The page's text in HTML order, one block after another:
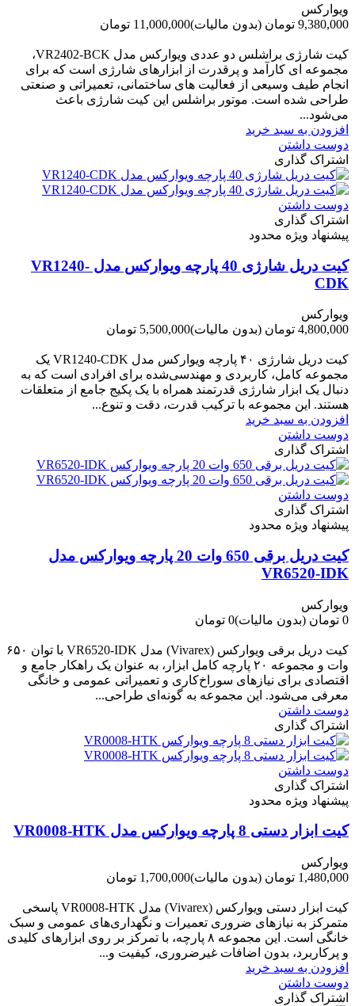
ویوارکس
9,380,000 تومان
(بدون مالیات)11,000,000 تومان
کیت شارژی براشلس دو عددی ویوارکس مدل VR2402-BCK،
مجموعه ای کارآمد و پرقدرت از ابزارهای شارژی است که برای
انجام طیف وسیعی از فعالیت های ساختمانی، تعمیراتی و صنعتی
طراحی شده است. موتور براشلس این کیت شارژی باعث
می‌شود...
افزودن به سبد خرید
دوست داشتن
اشتراک گذاری
دوست داشتن
اشتراک گذاری
پیشنهاد ویژه محدود
کیت دریل شارژی 40 پارچه ویوارکس مدل VR1240-
CDK
ویوارکس
4,800,000 تومان
(بدون مالیات)5,500,000 تومان
کیت دریل شارژی ۴۰ پارچه ویوارکس مدل VR1240‑CDK یک
مجموعه کامل، کاربردی و مهندسی‌شده برای افرادی است که به
دنبال یک ابزار شارژی قدرتمند همراه با یک پکیج جامع از متعلقات
هستند. این مجموعه با ترکیب قدرت، دقت و تنوع...
افزودن به سبد خرید
دوست داشتن
اشتراک گذاری
دوست داشتن
اشتراک گذاری
پیشنهاد ویژه محدود
کیت دریل برقی 650 وات 20 پارچه ویوارکس مدل
VR6520-IDK
ویوارکس
0 تومان
(بدون مالیات)0 تومان
کیت دریل برقی ویوارکس (Vivarex) مدل VR6520-IDK با توان ۶۵۰
وات و مجموعه ۲۰ پارچه کامل ابزار، به عنوان یک راهکار جامع و
اقتصادی برای نیازهای سوراخ‌کاری و تعمیراتی عمومی و خانگی
معرفی می‌شود. این مجموعه به گونه‌ای طراحی...
دوست داشتن
اشتراک گذاری
دوست داشتن
اشتراک گذاری
پیشنهاد ویژه محدود
کیت ابزار دستی 8 پارچه ویوارکس مدل VR0008-HTK
ویوارکس
1,480,000 تومان
(بدون مالیات)1,700,000 تومان
کیت ابزار دستی ویوارکس (Vivarex) مدل VR0008-HTK پاسخی
متمرکز به نیازهای ضروری تعمیرات و نگهداری‌های عمومی و سبک
خانگی است. این مجموعه ۸ پارچه، با تمرکز بر روی ابزارهای کلیدی
و پرکاربرد، بدون اضافات غیرضروری، کیفیت و...
افزودن به سبد خرید
دوست داشتن
اشتراک گذاری